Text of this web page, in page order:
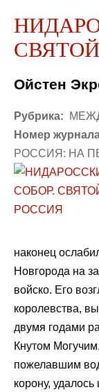
Ойстен
Рубрика:
Номер
РОССИЯ: НА
наконец
Новгорода на
войско. Его
королевства,
двумя годами
Кнутом
пожелавшим
корону,